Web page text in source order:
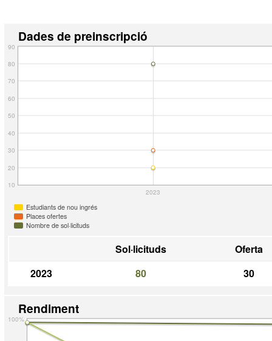
Dades de preinscripció
2023
10
20
30
40
50
60
70
80
90
Estudiants de nou ingrés
Places ofertes
Nombre de sol·licituds
Sol·licituds
Oferta
2023
80 30
Rendiment
100%